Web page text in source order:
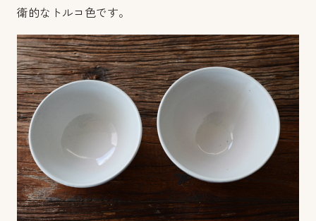
衛的なトルコ色です。